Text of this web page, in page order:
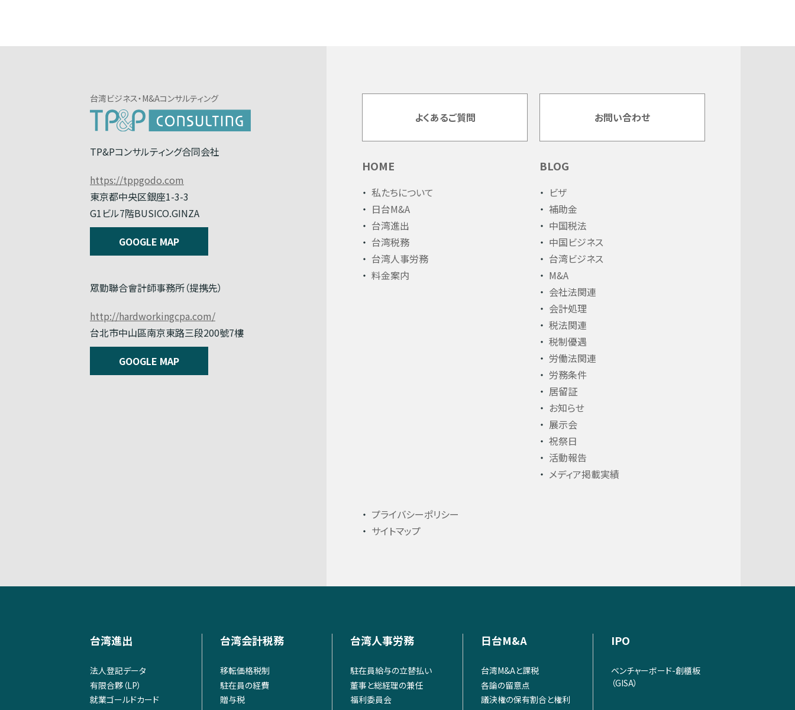
台湾ビジネス・M&Aコンサルティング
TP&Pコンサルティング合同会社
https://tppgodo.com
東京都中央区銀座1-3-3
G1ビル7階BUSICO.GINZA
GOOGLE MAP
眾勤聯合會計師事務所（提携先）
http://hardworkingcpa.com/
台北市中山區南京東路三段200號7樓
GOOGLE MAP
よくあるご質問 お問い合わせ
HOME
私たちについて
日台M&A
台湾進出
台湾税務
台湾人事労務
料金案内
BLOG
ビザ
補助金
中国税法
中国ビジネス
台湾ビジネス
M&A
会社法関連
会計処理
税法関連
税制優遇
労働法関連
労務条件
居留証
お知らせ
展示会
祝祭日
活動報告
メディア掲載実績
プライバシーポリシー
サイトマップ
台湾進出
法人登記データ
有限合夥（LP）
就業ゴールドカード
台湾会計税務
移転価格税制
駐在員の経費
贈与税
台湾人事労務
駐在員給与の立替払い
董事と総経理の兼任
福利委員会
日台M&A
台湾M&Aと課税
各論の留意点
議決権の保有割合と権利
IPO
ベンチャーボード-創櫃板
（GISA）